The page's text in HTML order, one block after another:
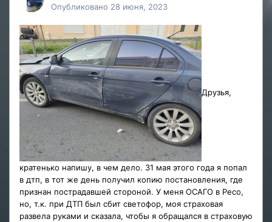
Опубликовано 28 июня, 2023
Друзья,
кратенько напишу, в чем дело. 31 мая этого года я попал
в дтп, в тот же день получил копию постановления, где
признан пострадавшей стороной. У меня ОСАГО в Ресо,
но, т.к. при ДТП был сбит светофор, моя страховая
развела руками и сказала, чтобы я обращался в страховую